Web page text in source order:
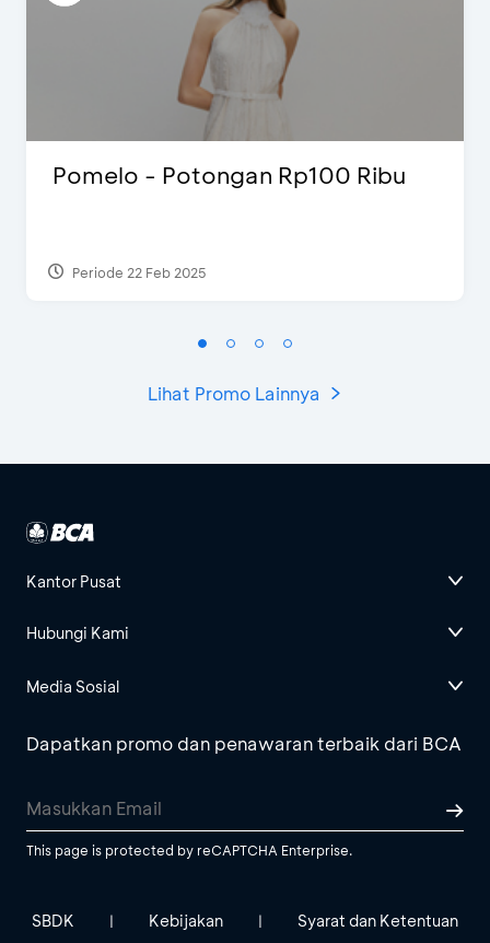
Pomelo - Potongan Rp100 Ribu
Periode 22 Feb 2025
Lihat Promo Lainnya
Kantor Pusat
Hubungi Kami
Media Sosial
Dapatkan promo dan penawaran terbaik dari BCA
This page is protected by reCAPTCHA Enterprise.
SBDK | Kebijakan | Syarat dan Ketentuan